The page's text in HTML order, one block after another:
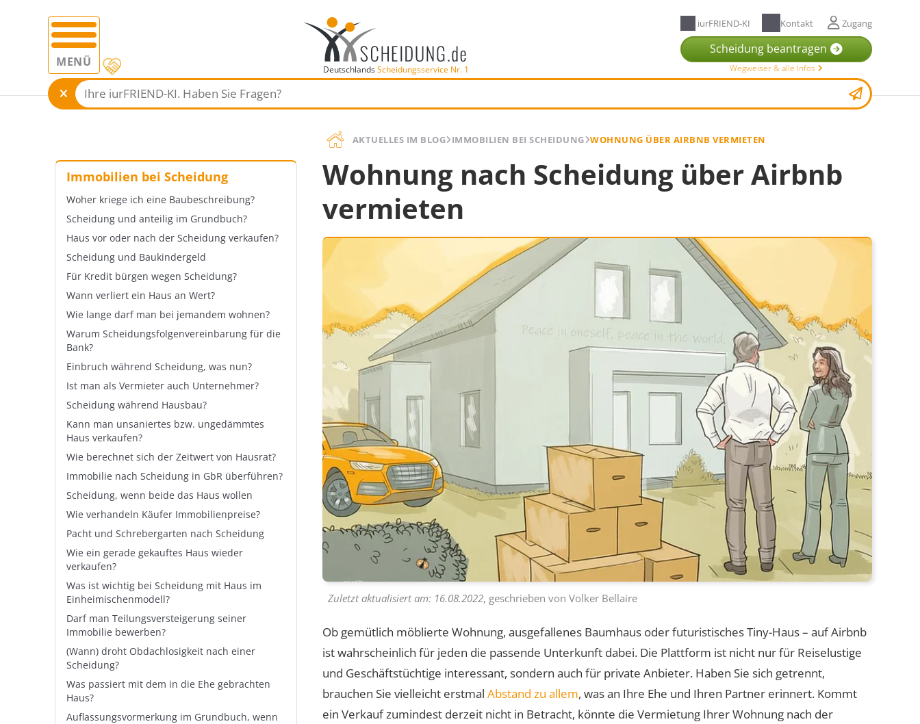
MENÜ DeutschlandsScheidungsservice Nr. 1
iurFRIEND-KI Kontakt Zugang
Scheidung beantragen
Wegweiser & alle Infos
AKTUELLES IM BLOG IMMOBILIEN BEI SCHEIDUNG WOHNUNG ÜBER AIRBNB VERMIETEN
Immobilien bei Scheidung
Woher kriege ich eine Baubeschreibung?
Scheidung und anteilig im Grundbuch?
Haus vor oder nach der Scheidung verkaufen?
Scheidung und Baukindergeld
Für Kredit bürgen wegen Scheidung?
Wann verliert ein Haus an Wert?
Wie lange darf man bei jemandem wohnen?
Warum Scheidungsfolgenvereinbarung für die
Bank?
Einbruch während Scheidung, was nun?
Ist man als Vermieter auch Unternehmer?
Scheidung während Hausbau?
Kann man unsaniertes bzw. ungedämmtes
Haus verkaufen?
Wie berechnet sich der Zeitwert von Hausrat?
Immobilie nach Scheidung in GbR überführen?
Scheidung, wenn beide das Haus wollen
Wie verhandeln Käufer Immobilienpreise?
Pacht und Schrebergarten nach Scheidung
Wie ein gerade gekauftes Haus wieder
verkaufen?
Was ist wichtig bei Scheidung mit Haus im
Einheimischenmodell?
Darf man Teilungsversteigerung seiner
Immobilie bewerben?
(Wann) droht Obdachlosigkeit nach einer
Scheidung?
Was passiert mit dem in die Ehe gebrachten
Haus?
Auflassungsvormerkung im Grundbuch, wenn
Wohnung nach Scheidung über Airbnb
vermieten
Zuletzt aktualisiert am: 16.08.2022, geschrieben vonVolker Bellaire
Ob gemütlich möblierte Wohnung, ausgefallenes Baumhaus oder futuristisches Tiny-Haus – auf Airbnb
ist wahrscheinlich für jeden die passende Unterkunft dabei. Die Plattform ist nicht nur für Reiselustige
und Geschäftstüchtige interessant, sondern auch für private Anbieter. Haben Sie sich getrennt,
brauchen Sie vielleicht erstmalAbstand zu allem, was an Ihre Ehe und Ihren Partner erinnert. Kommt
ein Verkauf zumindest derzeit nicht in Betracht, könnte die Vermietung Ihrer Wohnung nach der